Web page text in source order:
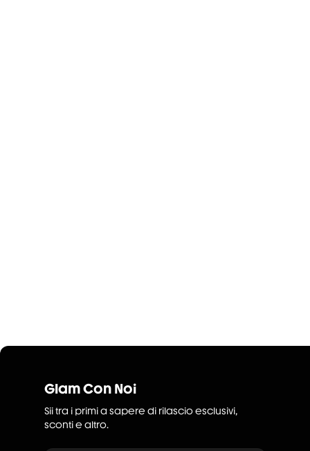
Glam Con Noi
Sii tra i primi a sapere di rilascio esclusivi,
sconti e altro.